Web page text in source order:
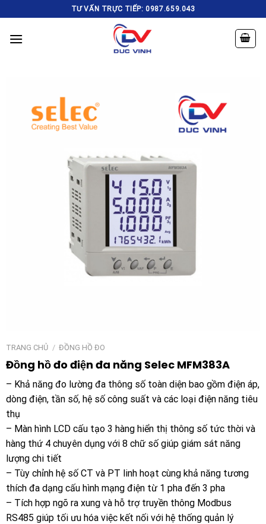
to
content
TƯ VẤN TRỰC TIẾP: 0987.659.043
TRANG CHỦ / ĐỒNG HỒ ĐO
Đồng hồ đo điện đa năng Selec MFM383A
– Khả năng đo lường đa thông số toàn diện bao gồm điện áp,
dòng điện, tần số, hệ số công suất và các loại điện năng tiêu
thụ
– Màn hình LCD cấu tạo 3 hàng hiển thị thông số tức thời và
hàng thứ 4 chuyên dụng với 8 chữ số giúp giám sát năng
lượng chi tiết
– Tùy chỉnh hệ số CT và PT linh hoạt cùng khả năng tương
thích đa dạng cấu hình mạng điện từ 1 pha đến 3 pha
– Tích hợp ngõ ra xung và hỗ trợ truyền thông Modbus
RS485 giúp tối ưu hóa việc kết nối với hệ thống quản lý